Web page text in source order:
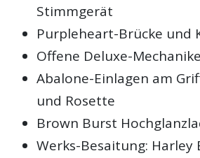
Stimmgerät
Purpleheart-Brücke und
Offene Deluxe-
Abalone-Einlagen am
und Rosette
Brown Burst
Werks-Besaitung: Harley